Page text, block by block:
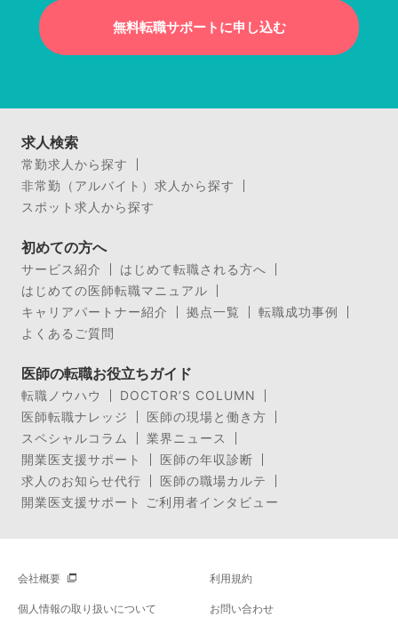
無料転職サポートに申し込む
求人検索
常勤求人から探す
非常勤（アルバイト）求人から探す
スポット求人から探す
初めての方へ
サービス紹介
はじめて転職される方へ
はじめての医師転職マニュアル
キャリアパートナー紹介
拠点一覧
転職成功事例
よくあるご質問
医師の転職お役立ちガイド
転職ノウハウ
DOCTOR’S COLUMN
医師転職ナレッジ
医師の現場と働き方
スペシャルコラム
業界ニュース
開業医支援サポート
医師の年収診断
求人のお知らせ代行
医師の職場カルテ
開業医支援サポート ご利用者インタビュー
会社概要 利用規約
個人情報の取り扱いについて お問い合わせ